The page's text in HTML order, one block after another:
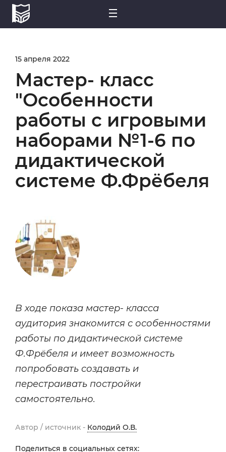
15 апреля 2022
Мастер- класс
"Особенности
работы с игровыми
наборами №1-6 по
дидактической
системе Ф.Фрёбеля
В ходе показа мастер- класса
аудитория знакомится с особенностями
работы по дидактической системе
Ф.Фрёбеля и имеет возможность
попробовать создавать и
перестраивать постройки
самостоятельно.
Автор / источник - Колодий О.В.
Поделиться в социальных сетях: